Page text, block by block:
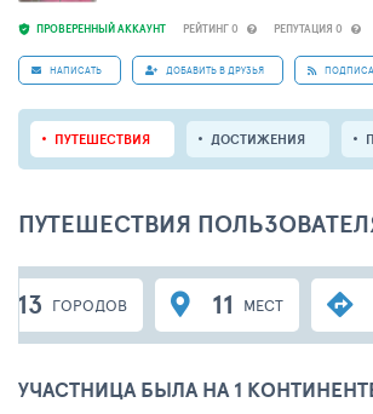
ПРОВЕРЕННЫЙ АККАУНТ РЕЙТИНГ 0 РЕПУТАЦИЯ 0
НАПИСАТЬ ДОБАВИТЬ В ДРУЗЬЯ
ПУТЕШЕСТВИЯ ДОСТИЖЕНИЯ
ПУТЕШЕСТВИЯ
13 ГОРОДОВ 11 МЕСТ
УЧАСТНИЦА БЫЛА НА 1